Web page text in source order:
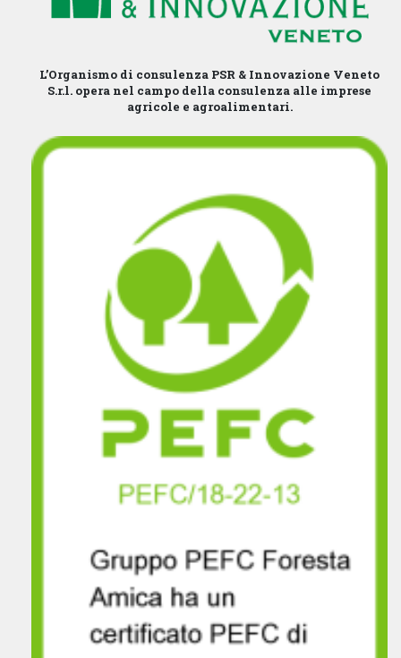
L’Organismo di consulenza PSR & Innovazione Veneto
S.r.l. opera nel campo della consulenza alle imprese
agricole e agroalimentari.